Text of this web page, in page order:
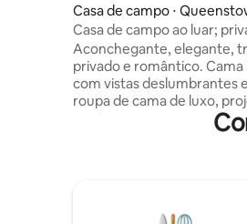
Casa de campo ⋅
Casa de campo ao luar;
e romântica
Aconchegante, elegante,
privado e romântico. Cama
com vistas deslumbrantes
roupa de cama de luxo,
Netflix via seu dispositivo e
ilimitado. Construído com